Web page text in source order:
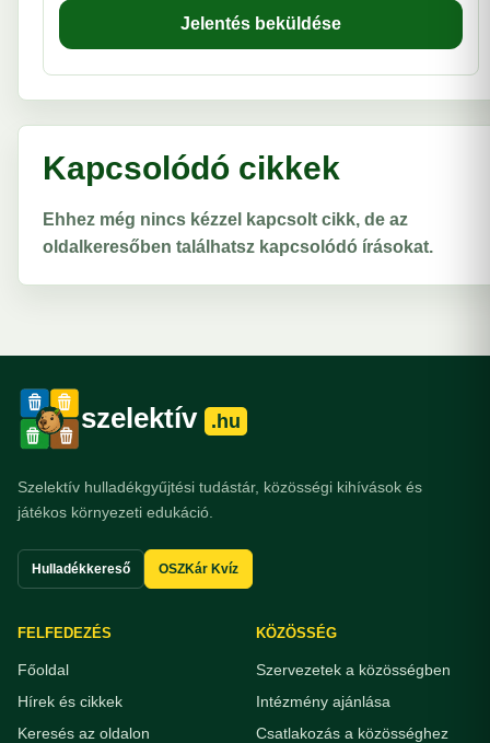
Jelentés beküldése
Kapcsolódó cikkek
Ehhez még nincs kézzel kapcsolt cikk, de az
oldalkeresőben találhatsz kapcsolódó írásokat.
szelektív .hu
Szelektív hulladékgyűjtési tudástár, közösségi kihívások és
játékos környezeti edukáció.
Hulladékkereső OSZKár Kvíz
FELFEDEZÉS
Főoldal
Hírek és cikkek
Keresés az oldalon
KÖZÖSSÉG
Szervezetek a közösségben
Intézmény ajánlása
Csatlakozás a közösséghez